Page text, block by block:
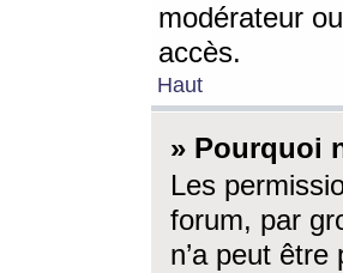
modérateur
accès.
Haut
» Pourquoi
Les
forum, par
n’a peut